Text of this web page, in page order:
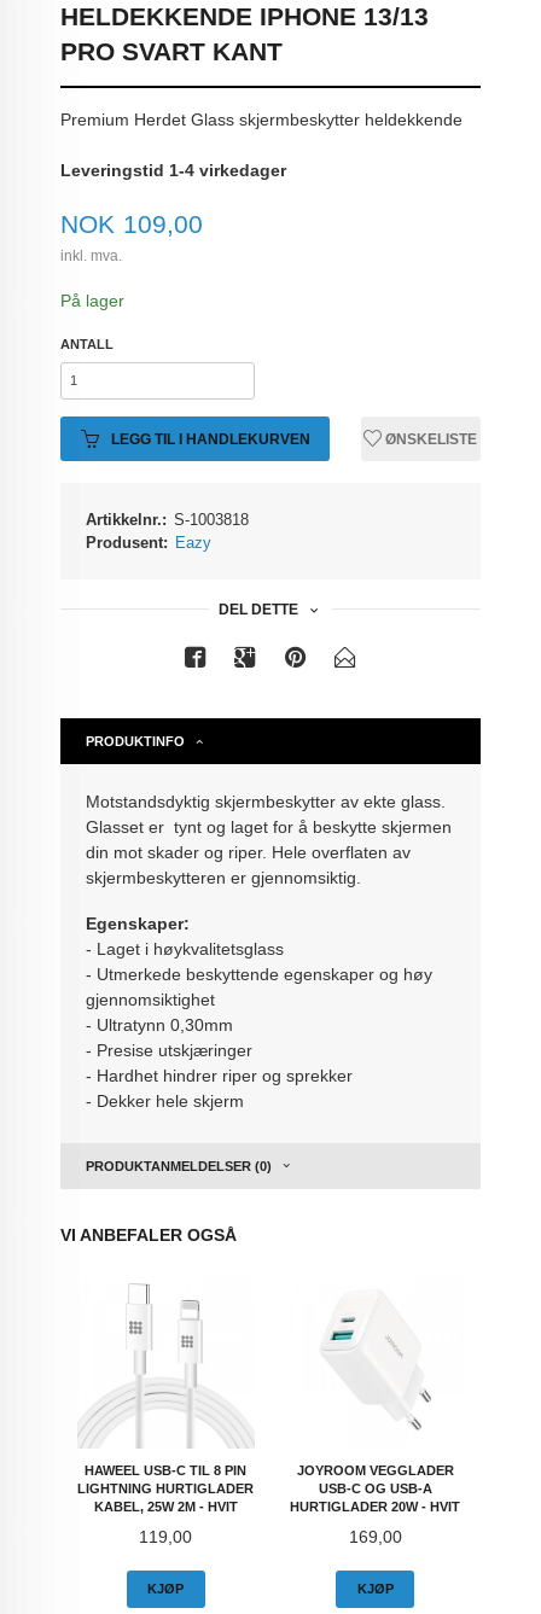
HELDEKKENDE IPHONE 13/13
PRO SVART KANT
Premium Herdet Glass skjermbeskytter heldekkende
Leveringstid 1-4 virkedager
Pris
NOK 109,00
inkl. mva.
På lager
ANTALL
LEGG TIL I HANDLEKURVEN ØNSKELISTE
Artikkelnr.: S-1003818
Produsent: Eazy
DEL DETTE
PRODUKTINFO
Motstandsdyktig skjermbeskytter av ekte glass.
Glasset er tynt og laget for å beskytte skjermen
din mot skader og riper. Hele overflaten av
skjermbeskytteren er gjennomsiktig.
Egenskaper:
- Laget i høykvalitetsglass
- Utmerkede beskyttende egenskaper og høy
gjennomsiktighet
- Ultratynn 0,30mm
- Presise utskjæringer
- Hardhet hindrer riper og sprekker
- Dekker hele skjerm
PRODUKTANMELDELSER (0)
VI ANBEFALER OGSÅ
HAWEEL USB-C TIL 8 PIN
LIGHTNING HURTIGLADER
KABEL, 25W 2M - HVIT
Pris
119,00
KJØP
JOYROOM VEGGLADER
USB-C OG USB-A
HURTIGLADER 20W - HVIT
Pris
169,00
KJØP